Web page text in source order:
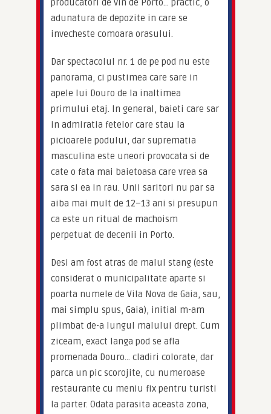
producatori de vin de Porto… practic, o
adunatura de depozite in care se
invecheste comoara orasului.
Dar spectacolul nr. 1 de pe pod nu este
panorama, ci pustimea care sare in
apele lui Douro de la inaltimea
primului etaj. In general, baieti care sar
in admiratia fetelor care stau la
picioarele podului, dar suprematia
masculina este uneori provocata si de
cate o fata mai baietoasa care vrea sa
sara si ea in rau. Unii saritori nu par sa
aiba mai mult de 12–13 ani si presupun
ca este un ritual de machoism
perpetuat de decenii in Porto.
Desi am fost atras de malul stang (este
considerat o municipalitate aparte si
poarta numele de Vila Nova de Gaia, sau,
mai simplu spus, Gaia), initial m-am
plimbat de-a lungul malului drept. Cum
ziceam, exact langa pod se afla
promenada Douro… cladiri colorate, dar
parca un pic scorojite, cu numeroase
restaurante cu meniu fix pentru turisti
la parter. Odata parasita aceasta zona,